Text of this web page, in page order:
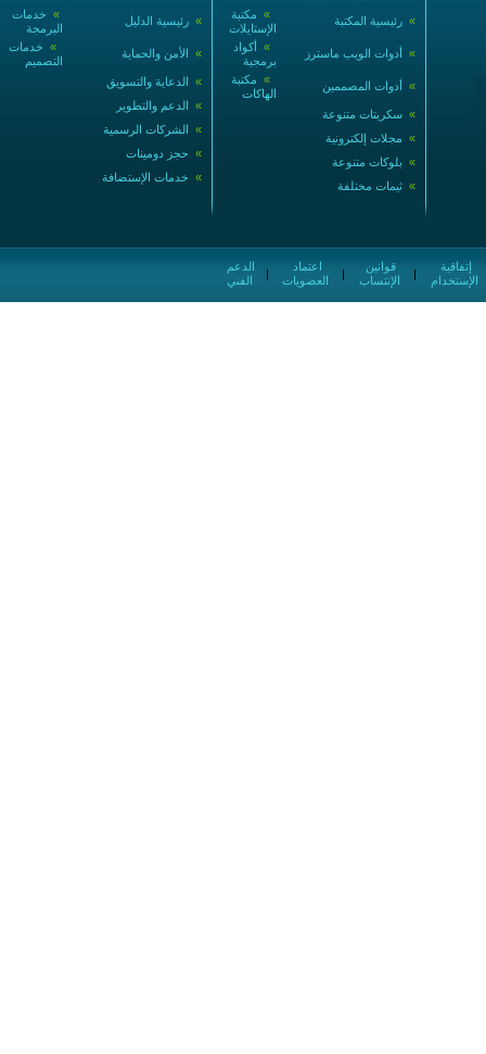
» خدمات
البرمجة
» رئيسية الدليل
» خدمات
التصميم
» الأمن والحماية
» الدعاية والتسويق
» الدعم والتطوير
» الشركات الرسمية
» حجز دومينات
» خدمات الإستضافة
» مكتبة
الإستايلات
» رئيسية المكتبة
» أكواد
برمجية
» أدوات الويب ماسترز
» مكتبة
الهاكات
» أدوات المصممين
» سكربتات متنوعة
» مجلات إلكترونية
» بلوكات متنوعة
» ثيمات مختلفة
الفني
|
العضويات
|
الإنتساب
|
الإستخدام